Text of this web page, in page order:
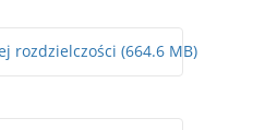
Skany w pełnej rozdzielczości (664.6 MB)